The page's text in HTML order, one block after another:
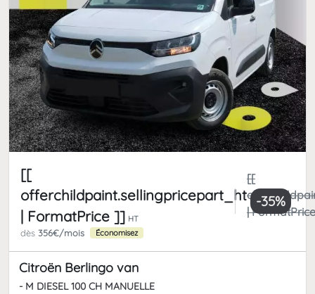
[[
offerchildpaint.sellingpricepart_ht
| FormatPrice ]] HT
[[
|
dès 356€/mois Économisez
-35%
Citroën Berlingo van
- M DIESEL 100 CH MANUELLE